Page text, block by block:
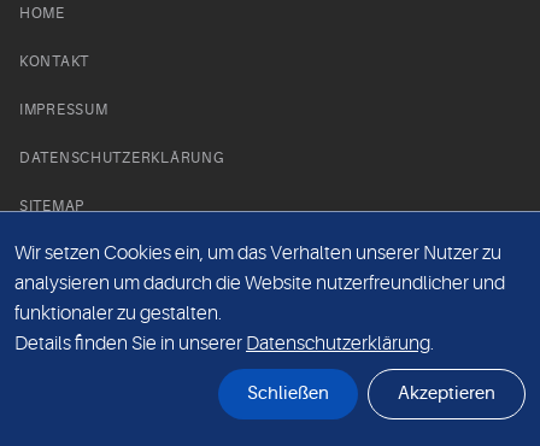
HOME
KONTAKT
IMPRESSUM
DATENSCHUTZERKLÄRUNG
SITEMAP
NEWS PARTNER
Wir setzen Cookies ein, um das Verhalten unserer Nutzer zu
analysieren um dadurch die Website nutzerfreundlicher und
funktionaler zu gestalten.
Details finden Sie in unserer Datenschutzerklärung.
Schließen Akzeptieren